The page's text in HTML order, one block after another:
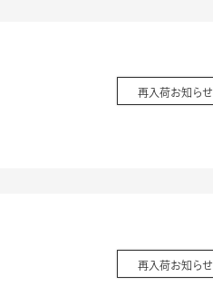
再入荷お知らせ
再入荷お知らせ